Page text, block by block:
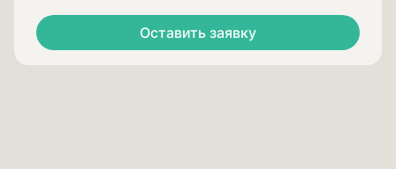
Оставить заявку